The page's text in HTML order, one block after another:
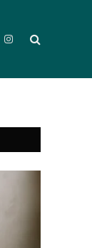
Instagram